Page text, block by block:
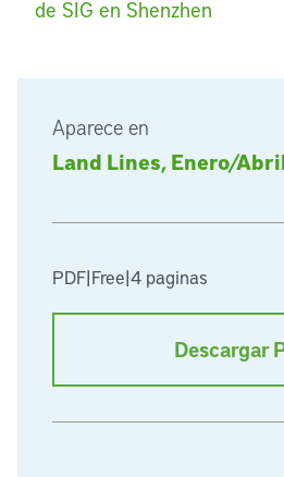
Aparece en
Land Lines, Enero/
PDF|Free|4 paginas
Descargar
de SIG en Shenzhen